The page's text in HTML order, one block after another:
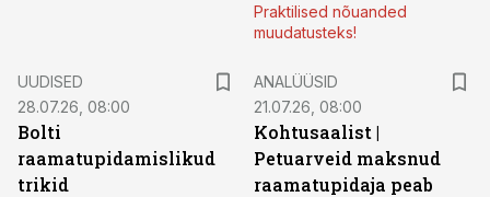
Praktilised nõuanded
muudatusteks!
UUDISED
28.07.26, 08:00
Bolti
raamatupidamislikud
trikid
ANALÜÜSID
21.07.26, 08:00
Kohtusaalist |
Petuarveid maksnud
raamatupidaja peab